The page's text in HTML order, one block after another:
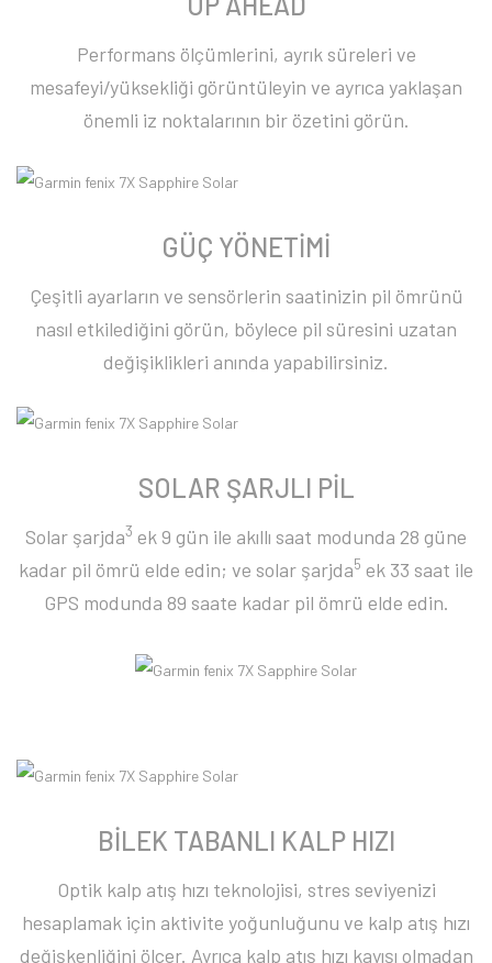
Performans ölçümlerini, ayrık süreleri ve
mesafeyi/yüksekliği görüntüleyin ve ayrıca yaklaşan
önemli iz noktalarının bir özetini görün.
GÜÇ YÖNETİMİ
Çeşitli ayarların ve sensörlerin saatinizin pil ömrünü
nasıl etkilediğini görün, böylece pil süresini uzatan
değişiklikleri anında yapabilirsiniz.
SOLAR ŞARJLI PİL
Solar şarjda3 ek 9 gün ile akıllı saat modunda 28 güne
kadar pil ömrü elde edin; ve solar şarjda5 ek 33 saat ile
GPS modunda 89 saate kadar pil ömrü elde edin.
BİLEK TABANLI KALP HIZI
Optik kalp atış hızı teknolojisi, stres seviyenizi
hesaplamak için aktivite yoğunluğunu ve kalp atış hızı
değişkenliğini ölçer. Ayrıca kalp atış hızı kayışı olmadan